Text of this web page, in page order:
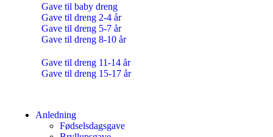
Gave til baby dreng
Gave til dreng 2-4 år
Gave til dreng 5-7 år
Gave til dreng 8-10 år
Gave til dreng 11-14 år
Gave til dreng 15-17 år
Anledning
Fødselsdagsgave